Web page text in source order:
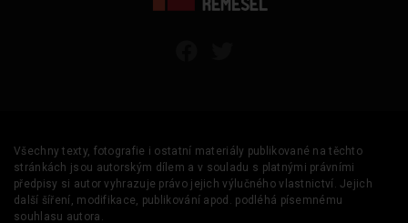
Všechny texty, fotografie i ostatní materiály publikované na těchto
stránkách jsou autorským dílem a v souladu s platnými právními
předpisy si autor vyhrazuje právo jejich výlučného vlastnictví. Jejich
další šíření, modifikace, publikování apod. podléhá písemnému
souhlasu autora.